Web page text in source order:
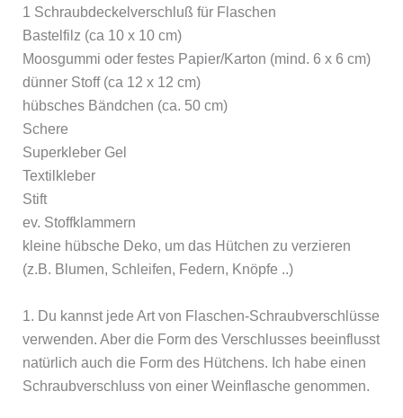
1 Schraubdeckelverschluß für Flaschen
Bastelfilz (ca 10 x 10 cm)
Moosgummi oder festes Papier/Karton (mind. 6 x 6 cm)
dünner Stoff (ca 12 x 12 cm)
hübsches Bändchen (ca. 50 cm)
Schere
Superkleber Gel
Textilkleber
Stift
ev. Stoffklammern
kleine hübsche Deko, um das Hütchen zu verzieren
(z.B. Blumen, Schleifen, Federn, Knöpfe ..)
1. Du kannst jede Art von Flaschen-Schraubverschlüsse
verwenden. Aber die Form des Verschlusses beeinflusst
natürlich auch die Form des Hütchens. Ich habe einen
Schraubverschluss von einer Weinflasche genommen.